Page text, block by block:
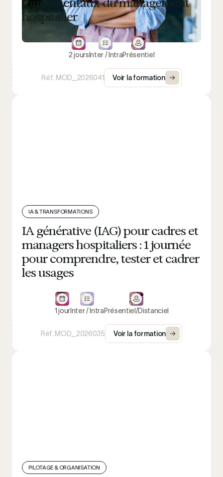
Médecin & Responsable médical 30
Cadre de proximité 43
Fonction support
Services RH / Formation
Distanciel
Durée
3 jours et +
hospitalier
2 joursInter / IntraPrésentiel
Voir la formation
Réf. MOD_2026041
IA & TRANSFORMATIONS
IA générative (IAG) pour cadres et
managers hospitaliers : 1 journée
pour comprendre, tester et cadrer
les usages
1 jourInter / IntraPrésentiel/Distanciel
Voir la formation
Réf. MOD_2026035
PILOTAGE & ORGANISATION